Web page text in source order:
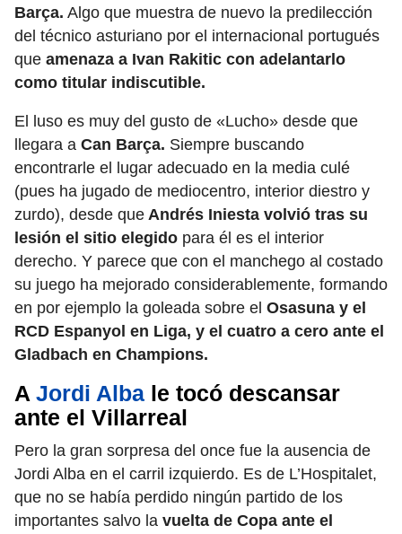
Barça. Algo que muestra de nuevo la predilección
del técnico asturiano por el internacional portugués
que amenaza a Ivan Rakitic con adelantarlo
como titular indiscutible.
El luso es muy del gusto de «Lucho» desde que
llegara a Can Barça. Siempre buscando
encontrarle el lugar adecuado en la media culé
(pues ha jugado de mediocentro, interior diestro y
zurdo), desde que Andrés Iniesta volvió tras su
lesión el sitio elegido para él es el interior
derecho. Y parece que con el manchego al costado
su juego ha mejorado considerablemente, formando
en por ejemplo la goleada sobre el Osasuna y el
RCD Espanyol en Liga, y el cuatro a cero ante el
Gladbach en Champions.
A Jordi Alba le tocó descansar
ante el Villarreal
Pero la gran sorpresa del once fue la ausencia de
Jordi Alba en el carril izquierdo. Es de L’Hospitalet,
que no se había perdido ningún partido de los
importantes salvo la vuelta de Copa ante el